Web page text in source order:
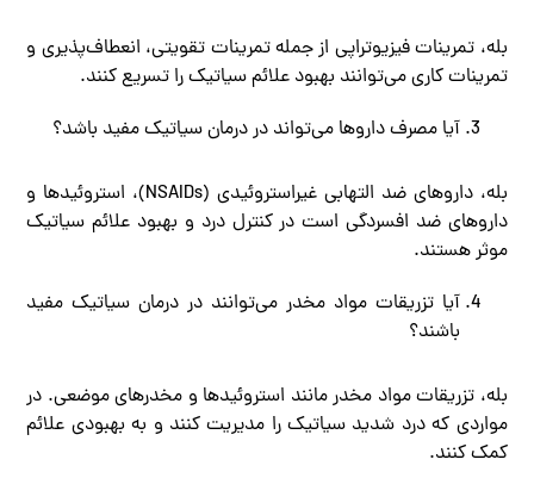
بله، تمرینات فیزیوتراپی از جمله تمرینات تقویتی، انعطاف‌پذیری و
تمرینات کاری می‌توانند بهبود علائم سیاتیک را تسریع کنند.
آیا مصرف داروها می‌تواند در درمان سیاتیک مفید باشد؟
بله، داروهای ضد التهابی غیراستروئیدی (NSAIDs)، استروئیدها و
داروهای ضد افسردگی است در کنترل درد و بهبود علائم سیاتیک
موثر هستند.
آیا تزریقات مواد مخدر می‌توانند در درمان سیاتیک مفید
باشند؟
بله، تزریقات مواد مخدر مانند استروئیدها و مخدرهای موضعی. در
مواردی که درد شدید سیاتیک را مدیریت کنند و به بهبودی علائم
کمک کنند.